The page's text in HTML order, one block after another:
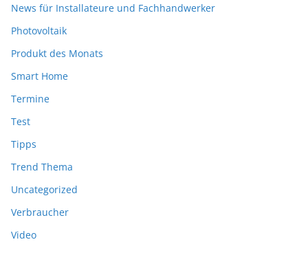
News für Installateure und Fachhandwerker
Photovoltaik
Produkt des Monats
Smart Home
Termine
Test
Tipps
Trend Thema
Uncategorized
Verbraucher
Video